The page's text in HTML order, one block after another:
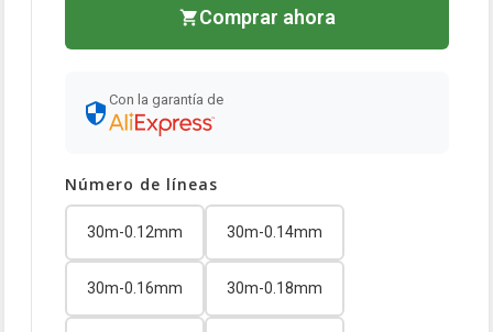
Comprar ahora
Con la garantía de
Número de líneas
30m-0.12mm 30m-0.14mm
30m-0.16mm 30m-0.18mm